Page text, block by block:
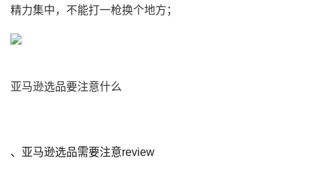
精力集中，不能打一枪换个地方；
亚马逊选品要注意什么
、亚马逊选品需要注意review